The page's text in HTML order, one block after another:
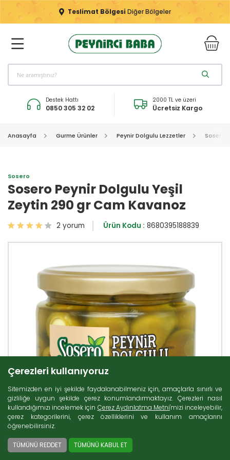
Teslimat Bölgesi Diğer Bölgeler
Destek Hattı
0850 305 32 02
2000 TL ve üzeri
Ücretsiz Kargo
Anasayfa Gurme Ürünler Peynir Dolgulu Lezzetler Sosero
Sosero
Sosero Peynir Dolgulu Yeşil
Zeytin 290 gr Cam Kavanoz
2 yorum Ürün Kodu : 8680395188839
Çerezleri kullanıyoruz
Sitemizden en iyi şekilde faydalanabilmeniz için, amaçlarla sınırlı ve
gizliliğe uygun şekilde çerez konumlandırmaktayız. Çerezleri nasıl
kullandığımızı incelemek için Çerez Aydınlatma Metni'mizi inceleyebilir,
çerez kategorilerini, çerez özelliklerini ve kullanım amaçlarını
öğrenebilirsiniz.
TÜMÜNÜ REDDET TÜMÜNÜ KABUL ET